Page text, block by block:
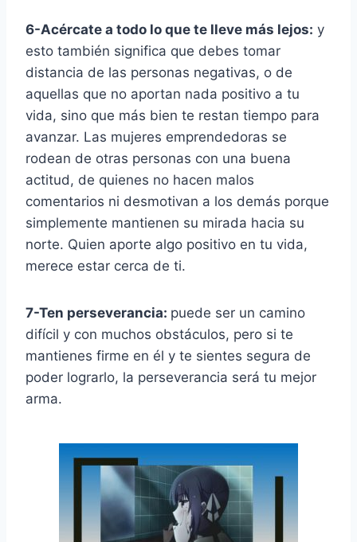
6-Acércate a todo lo que te lleve más lejos: y
esto también significa que debes tomar
distancia de las personas negativas, o de
aquellas que no aportan nada positivo a tu
vida, sino que más bien te restan tiempo para
avanzar. Las mujeres emprendedoras se
rodean de otras personas con una buena
actitud, de quienes no hacen malos
comentarios ni desmotivan a los demás porque
simplemente mantienen su mirada hacia su
norte. Quien aporte algo positivo en tu vida,
merece estar cerca de ti.
7-Ten perseverancia: puede ser un camino
difícil y con muchos obstáculos, pero si te
mantienes firme en él y te sientes segura de
poder lograrlo, la perseverancia será tu mejor
arma.